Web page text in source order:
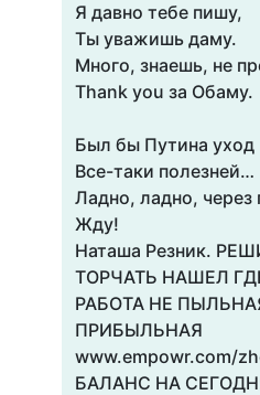
Я давно тебе пишу,
Ты уважишь даму.
Много, знаешь, не
Thank you за Обаму.
Был бы Путина уход
Все-таки полезней…
Ладно, ладно, через
Жду!
Наташа Резник.
ТОРЧАТЬ НАШЕЛ
РАБОТА НЕ
ПРИБЫЛЬНАЯ
www.empowr.com/
БАЛАНС НА